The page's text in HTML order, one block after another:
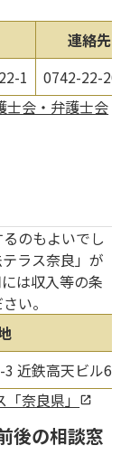
連絡先
1
0742-22-
士会・弁護士会
のもよいでし
ラス奈良」が
は収入等の条
い。
近鉄高天ビル6階
奈良県」
後の相談窓